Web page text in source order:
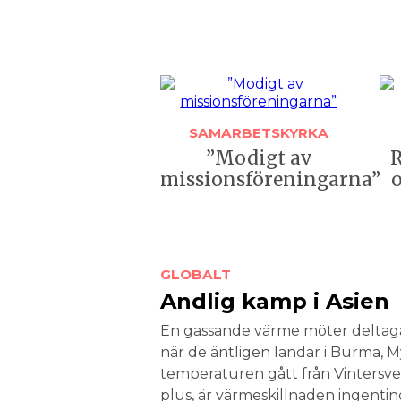
SAMARBETSKYRKA
”Modigt av
missionsföreningarna”
GLOBALT
Andlig kamp i Asien
En gassande värme möter
när de äntligen landar i Burma,
temperaturen gått från
plus, är värme­skillnaden